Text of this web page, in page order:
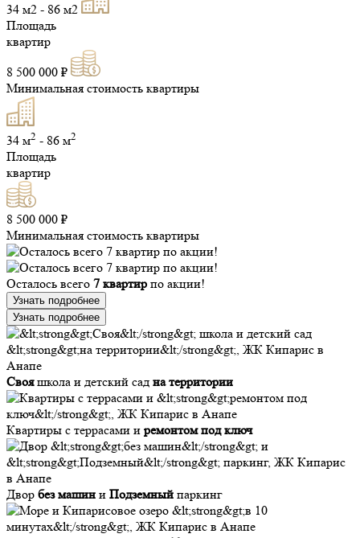
34 м2 - 86 м2
Площадь
квартир
8 500 000 ₽
Минимальная стоимость квартиры
34 м2 - 86 м2
Площадь
квартир
8 500 000 ₽
Минимальная стоимость квартиры
Осталось всего 7 квартир по акции!
Узнать подробнее
Узнать подробнее
Свояшкола и детский сад на территории
Квартиры с террасами и ремонтом под ключ
Двор без машин и Подземный паркинг